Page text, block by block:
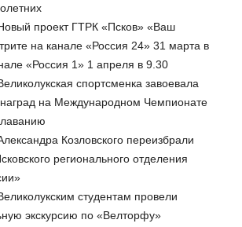
проект ГТРК «Псков» «Ваш
на канале «Россия 24» 31 марта в
«Россия 1» 1 апреля в 9.30
спортсменка завоевала
на Международном Чемпионате
Козловского переизбрали
регионального отделения
студентам провели
экскурсию по «Велторфу»